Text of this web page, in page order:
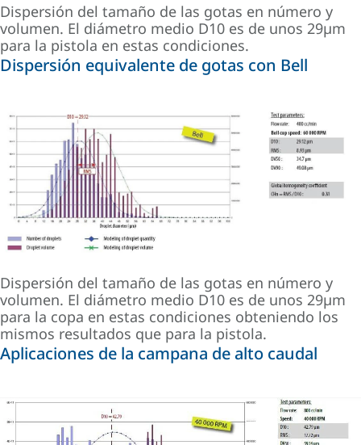
Dispersión del tamaño de las gotas en número y
volumen. El diámetro medio D10 es de unos 29µm
para la pistola en estas condiciones.
Dispersión equivalente de gotas con Bell
Dispersión del tamaño de las gotas en número y
volumen. El diámetro medio D10 es de unos 29µm
para la copa en estas condiciones obteniendo los
mismos resultados que para la pistola.
Aplicaciones de la campana de alto caudal